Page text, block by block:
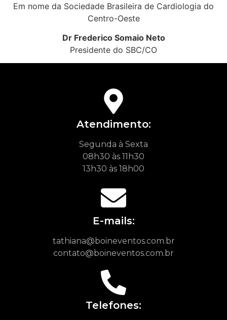
Em nome da Sociedade Brasileira de Cardiologia do
Centro-Oeste
Dr Frederico Somaio Neto
Presidente do SBC/CO
Atendimento:
Segunda à Sexta
08h30 às 11h30
13h30 às 18h00
E-mails:
tathiana@boineventos.com.br
contato@boineventos.com.br
Telefones: